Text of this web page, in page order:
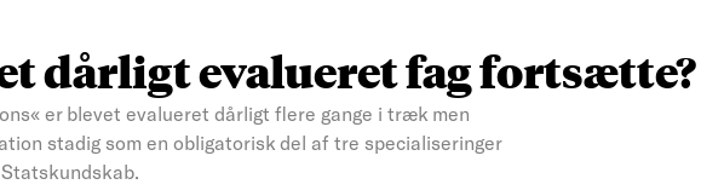
dårligt evalueret fag fortsætte?
er blevet evalueret dårligt flere gange i træk men
stadig som en obligatorisk del af tre specialiseringer